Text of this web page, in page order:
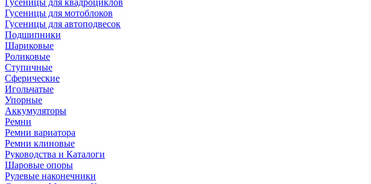
Гусеницы для квадроциклов
Гусеницы для мотоблоков
Гусеницы для автоподвесок
Подшипники
Шариковые
Роликовые
Ступичные
Сферические
Игольчатые
Упорные
Аккумуляторы
Ремни
Ремни вариатора
Ремни клиновые
Руководства и Каталоги
Шаровые опоры
Рулевые наконечники